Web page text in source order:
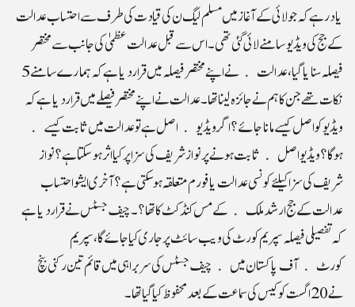
یا درہے کہ جولائی کے آغاز میں مسلم لیگ ن کی قیادت کی طرف سے احتساب عدالت
کے جج کی ویڈیو سامنے لائی گئی تھی ۔اس سے قبل عدالت عظمیٰ کی جانب سے مختصر
فیصلہ سنایا گیا ، عدالت نے اپنے مختصر فیصلہ میں قرار دیا ہے کہ ہمارے سامنے 5
نکات تھے جن کا ہم نے جائزہ لینا تھا۔ عدالت نےاپنے مختصر فیصلے میں قراردیا ہے کہ
ویڈیو کو اصل کیسے مانا جائے ؟ اگر ویڈیو اصل ہے تو عدالت میں ثابت کیسے
ہوگا؟ویڈیو اصل ثابت ہونے پر نواز شریف کی سزا پر کیا اثر ہوسکتا ہے ؟نواز
شریف کی سزا کیلئے کونسی عدالت یا فورم متعلقہ ہوسکتی ہے؟ آخری ایشو احتساب
عدالت کے جج ارشد ملک کے مس کنڈکٹ کا تھا؟۔چیف جسٹس نے قراردیا ہے
کہ تفصیلی فیصلہ سپریم کورٹ کی ویب سائٹ پر جاری کیاجائے گا،سپریم
کورٹ آف پاکستان میں چیف جسٹس کی سربراہی میں قائم تین رکنی بنچ
نے 20اگست کو کیس کی سماعت کے بعد محفوظ کیا گیا تھا۔